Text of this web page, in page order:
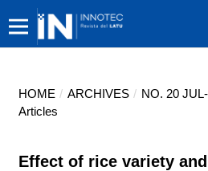
HOME / ARCHIVES / NO. 20
Articles
Effect of rice variety